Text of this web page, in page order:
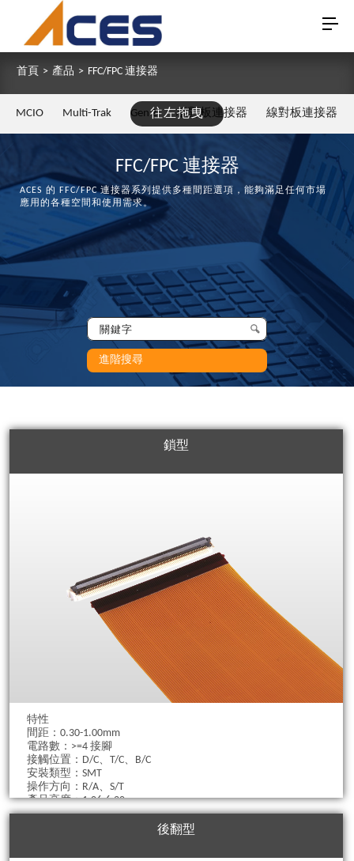
首頁 > 產品 > FFC/FPC 連接器
往左拖曳
MCIO Multi-Trak Gen Z 板對板連接器 線對板連接器
FFC/FPC 連接器
ACES 的 FFC/FPC 連接器系列提供多種間距選項，能夠滿足任何市場
應用的各種空間和使用需求。
進階搜尋
鎖型
特性
間距：0.30-1.00mm
電路數：>=4 接腳
接觸位置：D/C、T/C、B/C
安裝類型：SMT
操作方向：R/A、S/T
產品高度：1.06-6.20mm
電纜厚度：0.2、0.3mm
後翻型